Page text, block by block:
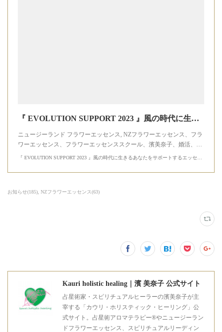
『 EVOLUTION SUPPORT 2023 』風の時代に生きるあなたをサポートするエッセンス - ニュージーランドフラワーエッセンス/カウリ・ホリスティック・ヒーリング オンラインショップ
ニュージーランド フラワーエッセンス, NZフラワーエッセンス、フラ
ワーエッセンス、フラワーエッセンススクール、濱美奈子、婚活、…
お知らせ(185) NZフラワーエッセンス(63)
Kauri holistic healing｜濱 美奈子 公式サイト
占星術家・スピリチュアルヒーラーの濱美奈子が主
宰する「カウリ・ホリスティック・ヒーリング」公
式サイト。占星術アロマテラピー®やニュージーラン
ドフラワーエッセンス、スピリチュアルリーディン